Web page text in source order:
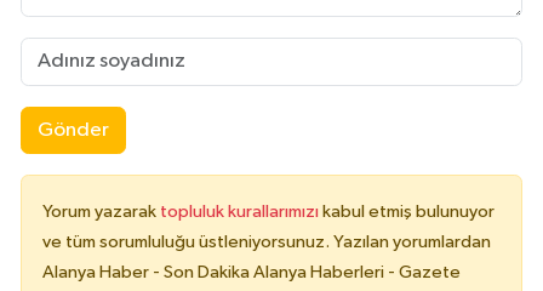
Gönder
Yorum yazarak topluluk kurallarımızı kabul etmiş bulunuyor
ve tüm sorumluluğu üstleniyorsunuz. Yazılan yorumlardan
Alanya Haber - Son Dakika Alanya Haberleri - Gazete